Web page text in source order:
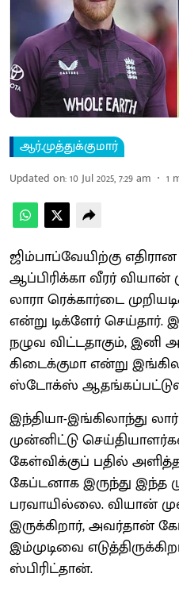
ஆர்.முத்துக்குமார்
Updated on:10 Jul 2025, 7:29 am 1
ஜிம்பாப்வேயிற்கு
ஆப்பிரிக்கா வீரர் வியான்
லாரா ரெக்கார்டை
என்று டிக்ளேர் செய்தார்.
நழுவ விட்டதாகும், இனி
கிடைக்குமா என்று
ஸ்டோக்ஸ்
இந்தியா-இங்கிலாந்து
முன்னிட்டு
கேள்விக்குப் பதில்
கேப்டனாக இருந்து இந்த
பரவாயில்லை. வியான்
இருக்கிறார், அவர்தான்
இம்முடிவை
ஸ்பிரிட்தான்.